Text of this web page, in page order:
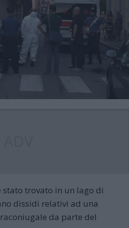
stato trovato in un lago di
dissidi relativi ad una
da parte del